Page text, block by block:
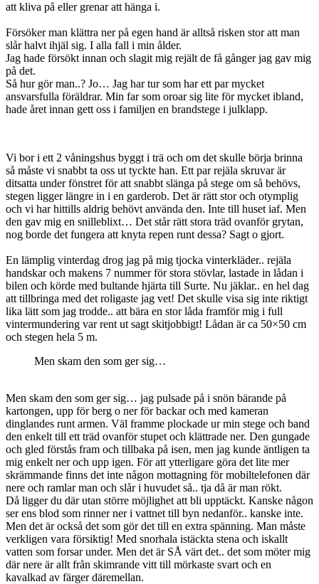
att kliva på eller grenar att hänga i.
Försöker man klättra ner på egen hand är alltså risken stor att man
slår halvt ihjäl sig. I alla fall i min ålder.
Jag hade försökt innan och slagit mig rejält de få gånger jag gav mig
på det.
Så hur gör man..? Jo… Jag har tur som har ett par mycket
ansvarsfulla föräldrar. Min far som oroar sig lite för mycket ibland,
hade året innan gett oss i familjen en brandstege i julklapp.
Vi bor i ett 2 våningshus byggt i trä och om det skulle börja brinna
så måste vi snabbt ta oss ut tyckte han. Ett par rejäla skruvar är
ditsatta under fönstret för att snabbt slänga på stege om så behövs,
stegen ligger längre in i en garderob. Det är rätt stor och otymplig
och vi har hittills aldrig behövt använda den. Inte till huset iaf. Men
den gav mig en snilleblixt… Det står rätt stora träd ovanför grytan,
nog borde det fungera att knyta repen runt dessa? Sagt o gjort.
En lämplig vinterdag drog jag på mig tjocka vinterkläder.. rejäla
handskar och makens 7 nummer för stora stövlar, lastade in lådan i
bilen och körde med bultande hjärta till Surte. Nu jäklar.. en hel dag
att tillbringa med det roligaste jag vet! Det skulle visa sig inte riktigt
lika lätt som jag trodde.. att bära en stor låda framför mig i full
vintermundering var rent ut sagt skitjobbigt! Lådan är ca 50×50 cm
och stegen hela 5 m.
Men skam den som ger sig…
Men skam den som ger sig… jag pulsade på i snön bärande på
kartongen, upp för berg o ner för backar och med kameran
dinglandes runt armen. Väl framme plockade ur min stege och band
den enkelt till ett träd ovanför stupet och klättrade ner. Den gungade
och gled förstås fram och tillbaka på isen, men jag kunde äntligen ta
mig enkelt ner och upp igen. För att ytterligare göra det lite mer
skrämmande finns det inte någon mottagning för mobiltelefonen där
nere och ramlar man och slår i huvudet så.. tja då är man rökt.
Då ligger du där utan större möjlighet att bli upptäckt. Kanske någon
ser ens blod som rinner ner i vattnet till byn nedanför.. kanske inte.
Men det är också det som gör det till en extra spänning. Man måste
verkligen vara försiktig! Med snorhala istäckta stena och iskallt
vatten som forsar under. Men det är SÅ värt det.. det som möter mig
där nere är allt från skimrande vitt till mörkaste svart och en
kavalkad av färger däremellan.